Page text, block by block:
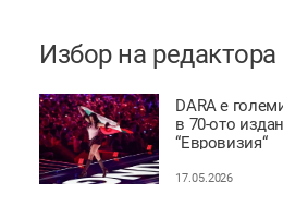
Избор на редактора
DARA е
в 70-ото
“Евровизия“
17.05.2026